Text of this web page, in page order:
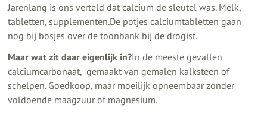
Jarenlang is ons verteld dat calcium de sleutel was. Melk,
tabletten, supplementen.De potjes calciumtabletten gaan
nog bij bosjes over de toonbank bij de drogist.
Maar wat zit daar eigenlijk in?In de meeste gevallen
calciumcarbonaat, gemaakt van gemalen kalksteen of
schelpen. Goedkoop, maar moeilijk opneembaar zonder
voldoende maagzuur of magnesium.